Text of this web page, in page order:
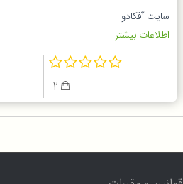
سایت آفکادو
اطلاعات بیشتر...